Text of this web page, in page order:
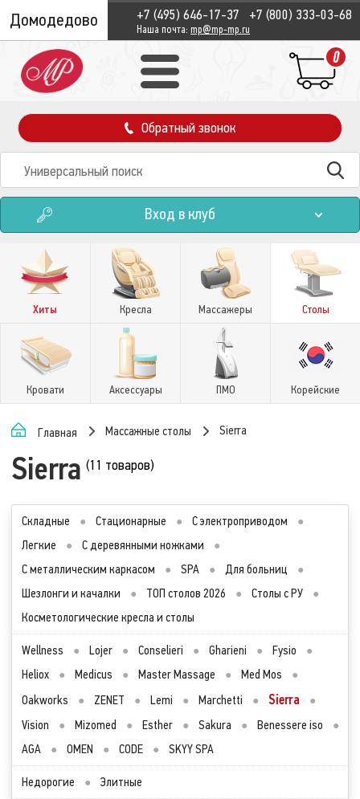
Домодедово +7 (495) 646-17-37 +7 (800) 333-03-68
Наша почта: mp@mp-mp.ru
0
Обратный звонок
Вход в клуб
Хиты Кресла Массажеры Столы
Кровати Аксессуары ПМО Корейские
Главная Массажные столы Sierra
Sierra (11 товаров)
Складные ● Стационарные ● С электроприводом
●
Легкие
● С деревянными ножками
●
С металлическим каркасом
● SPA ● Для больниц
●
Шезлонги и качалки
● ТОП столов 2026 ● Столы с РУ
●
Косметологические кресла и столы
Wellness ● Lojer ● Conselieri ● Gharieni ● Fysio
●
Heliox
● Medicus ● Master Massage ● Med Mos
●
Oakworks
● ZENET ● Lemi ● Marchetti ● Sierra
●
Vision
● Mizomed ● Esther ● Sakura ● Benessere iso
●
AGA
● OMEN ● CODE ● SKYY SPA
Недорогие ● Элитные